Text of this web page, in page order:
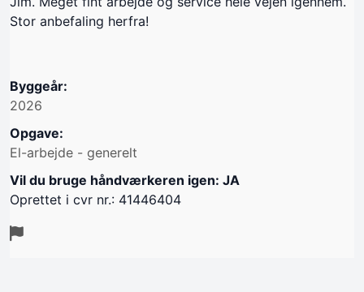
Stor anbefaling herfra!
Byggeår:
2026
Opgave:
El-arbejde - generelt
Vil du bruge håndværkeren igen: JA
Oprettet i cvr nr.: 41446404